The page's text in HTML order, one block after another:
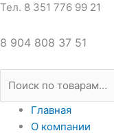
Тел. 8 351 776 99 21
8 904 808 37 51
Главная
О компании